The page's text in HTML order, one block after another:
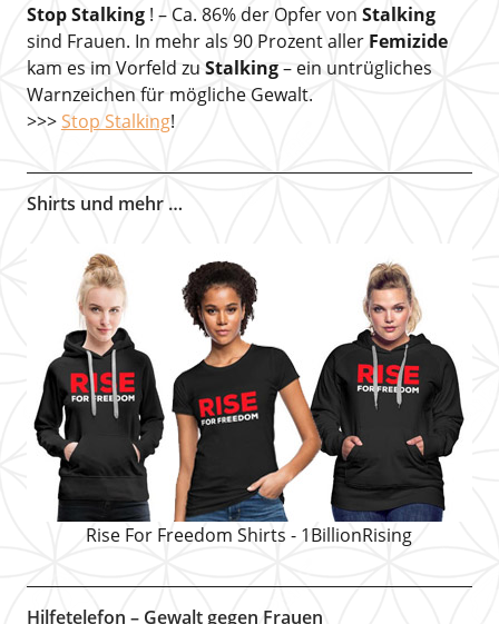
Stop Stalking! – Ca. 86% der Opfer von Stalking
sind Frauen. In mehr als 90 Prozent aller Femizide
kam es im Vorfeld zu Stalking– ein untrügliches
Warnzeichen für mögliche Gewalt.
>>> Stop Stalking!
Shirts und mehr …
Rise For Freedom Shirts - 1BillionRising
Hilfetelefon – Gewalt gegen Frauen